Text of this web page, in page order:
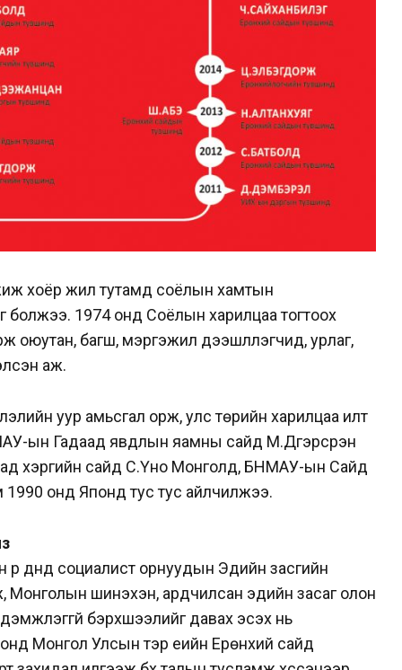
хоёр жил тутамд соёлын хамтын
болжээ. 1974 онд Соёлын харилцаа тогтоох
оюутан, багш, мэргэжил дээшлүүлэгчид, урлаг,
аж.
уур амьсгал орж, улс төрийн харилцаа илт
ын Гадаад явдлын яамны сайд М.Дүгэрсүрэн
хэргийн сайд С.Үно Монголд, БНМАУ-ын Сайд
онд Японд тус тус айлчилжээ.
дүнд социалист орнуудын Эдийн засгийн
Монголын шинэхэн, ардчилсан эдийн засаг олон
бэрхшээлийг давах эсэх нь
Монгол Улсын тэр үеийн Ерөнхий сайд